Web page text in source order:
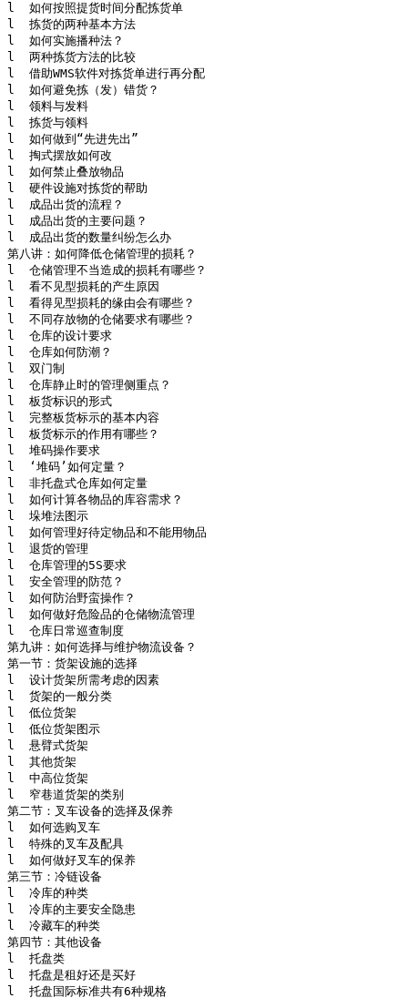
l  如何按照提货时间分配拣货单
l  拣货的两种基本方法
l  如何实施播种法？
l  两种拣货方法的比较
l  借助WMS软件对拣货单进行再分配
l  如何避免拣（发）错货？
l  领料与发料
l  拣货与领料
l  如何做到“先进先出”
l  掏式摆放如何改
l  如何禁止叠放物品
l  硬件设施对拣货的帮助
l  成品出货的流程？
l  成品出货的主要问题？
l  成品出货的数量纠纷怎么办
第八讲：如何降低仓储管理的损耗？
l  仓储管理不当造成的损耗有哪些？
l  看不见型损耗的产生原因
l  看得见型损耗的缘由会有哪些？
l  不同存放物的仓储要求有哪些？
l  仓库的设计要求
l  仓库如何防潮？
l  双门制
l  仓库静止时的管理侧重点？
l  板货标识的形式
l  完整板货标示的基本内容
l  板货标示的作用有哪些？
l  堆码操作要求
l  ‘堆码’如何定量？
l  非托盘式仓库如何定量
l  如何计算各物品的库容需求？
l  垛堆法图示
l  如何管理好待定物品和不能用物品
l  退货的管理
l  仓库管理的5S要求
l  安全管理的防范？
l  如何防治野蛮操作？
l  如何做好危险品的仓储物流管理
l  仓库日常巡查制度
第九讲：如何选择与维护物流设备？
第一节：货架设施的选择
l  设计货架所需考虑的因素
l  货架的一般分类
l  低位货架
l  低位货架图示
l  悬臂式货架
l  其他货架
l  中高位货架
l  窄巷道货架的类别
第二节：叉车设备的选择及保养
l  如何选购叉车
l  特殊的叉车及配具
l  如何做好叉车的保养
第三节：冷链设备
l  冷库的种类
l  冷库的主要安全隐患
l  冷藏车的种类
第四节：其他设备
l  托盘类
l  托盘是租好还是买好
l  托盘国际标准共有6种规格